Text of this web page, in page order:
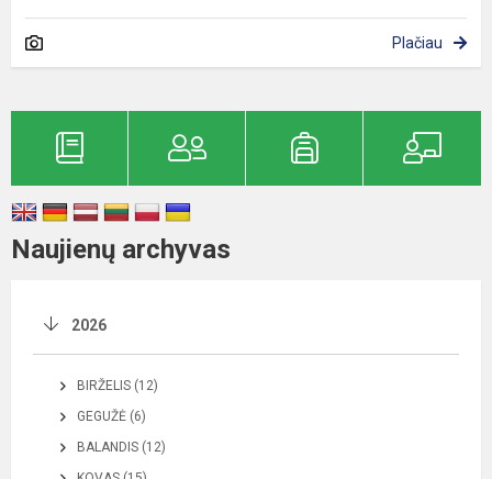
Plačiau
Naujienų archyvas
2026
BIRŽELIS (12)
GEGUŽĖ (6)
BALANDIS (12)